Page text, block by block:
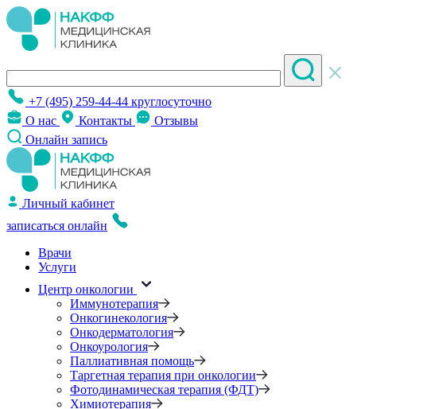
+7 (495) 259-44-44 круглосуточно
О нас
Контакты
Отзывы
Онлайн запись
Личный кабинет
записаться онлайн
Врачи
Услуги
Центр онкологии
Иммунотерапия
Онкогинекология
Онкодерматология
Онкоурология
Паллиативная помощь
Таргетная терапия при онкологии
Фотодинамическая терапия (ФДТ)
Химиотерапия